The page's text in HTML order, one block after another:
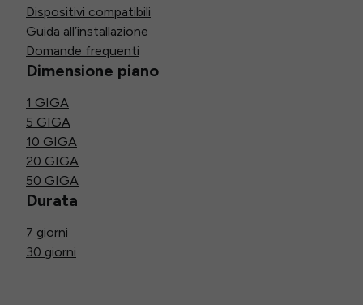
Dispositivi compatibili
Guida all’installazione
Domande frequenti
Dimensione piano
1 GIGA
5 GIGA
10 GIGA
20 GIGA
50 GIGA
Durata
7 giorni
30 giorni